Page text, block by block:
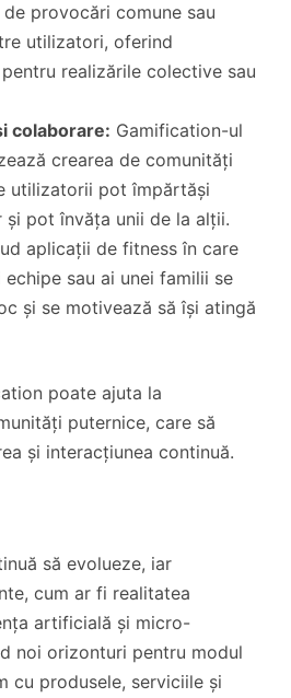
provocări comune sau
utilizatori, oferind
realizările colective sau
colaborare: Gamification-ul
crearea de comunități
utilizatorii pot împărtăși
și pot învăța unii de la alții.
aplicații de fitness în care
echipe sau ai unei familii se
și se motivează să își atingă
poate ajuta la
puternice, care să
și interacțiunea continuă.
să evolueze, iar
cum ar fi realitatea
artificială și micro-
noi orizonturi pentru modul
cu produsele, serviciile și